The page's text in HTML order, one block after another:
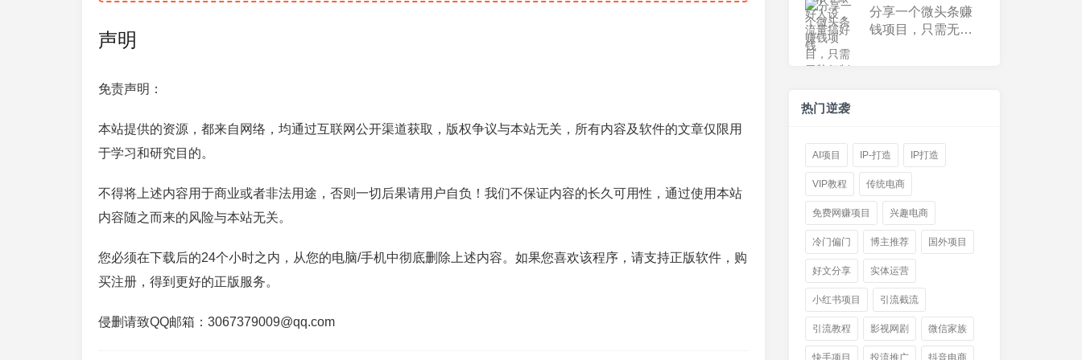
声明
免责声明：
本站提供的资源，都来自网络，均通过互联网公开渠道获取，版权争议与本站无关，所有内容及软件的文章仅限用
于学习和研究目的。
不得将上述内容用于商业或者非法用途，否则一切后果请用户自负！我们不保证内容的长久可用性，通过使用本站
内容随之而来的风险与本站无关。
您必须在下载后的24个小时之内，从您的电脑/手机中彻底删除上述内容。如果您喜欢该程序，请支持正版软件，购
买注册，得到更好的正版服务。
侵删请致QQ邮箱：3067379009@qq.com
分享一个微头条赚
钱项目，只需无脑
热门逆袭
AI项目 IP-打造 IP打造
VIP教程 传统电商
免费网赚项目 兴趣电商
冷门偏门 博主推荐 国外项目
好文分享 实体运营
小红书项目 引流截流
引流教程 影视网剧 微信家族
快手项目 投流推广 抖音电商